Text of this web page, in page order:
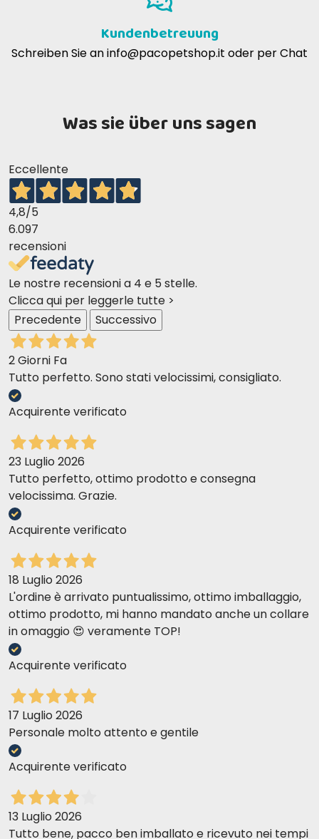
Kundenbetreuung
Schreiben Sie aninfo@pacopetshop.it oder per Chat
Was sie über uns sagen
Eccellente
4,8/5
6.097
recensioni
Le nostre recensioni a 4 e 5 stelle.
Clicca qui per leggerle tutte >
Precedente
Successivo
2 Giorni Fa
Tutto perfetto. Sono stati velocissimi, consigliato.
Acquirente verificato
23 Luglio 2026
Tutto perfetto, ottimo prodotto e consegna
velocissima. Grazie.
Acquirente verificato
18 Luglio 2026
L'ordine è arrivato puntualissimo, ottimo imballaggio,
ottimo prodotto, mi hanno mandato anche un collare
in omaggio 😍 veramente TOP!
Acquirente verificato
17 Luglio 2026
Personale molto attento e gentile
Acquirente verificato
13 Luglio 2026
Tutto bene, pacco ben imballato e ricevuto nei tempi